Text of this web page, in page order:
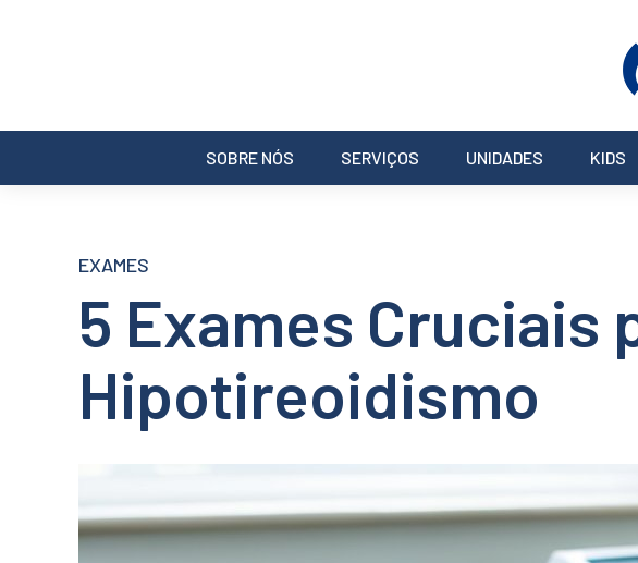
SOBRE NÓS SERVIÇOS UNIDADES KIDS
EXAMES
5 Exames
Hipotireoidismo